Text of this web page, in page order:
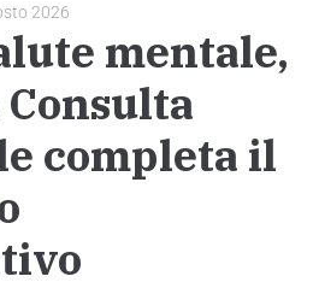
2026
mentale,
completa il